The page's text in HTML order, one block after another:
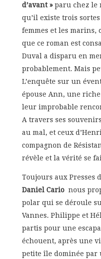
d’avant » paru chez le
qu’il existe trois sortes
femmes et les marins,
que ce roman est
Duval a disparu en
probablement. Mais
L’enquête sur un
épouse Ann, une
leur improbable
A travers ses
au mal, et ceux
compagnon de
révèle et la vérité se
Toujours aux Presses
Daniel Cario nous
polar qui se déroule
Vannes. Philippe et
partis pour une
échouent, après une
petite île dominée par